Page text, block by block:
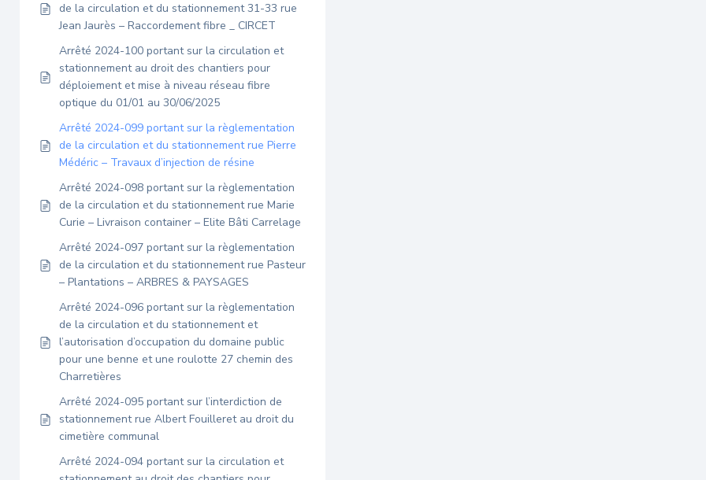
de la circulation et du stationnement 31-33 rue
Jean Jaurès – Raccordement fibre _ CIRCET
Arrêté 2024-100 portant sur la circulation et
stationnement au droit des chantiers pour
déploiement et mise à niveau réseau fibre
optique du 01/01 au 30/06/2025
Arrêté 2024-099 portant sur la règlementation
de la circulation et du stationnement rue Pierre
Médéric – Travaux d’injection de résine
Arrêté 2024-098 portant sur la règlementation
de la circulation et du stationnement rue Marie
Curie – Livraison container – Elite Bâti Carrelage
Arrêté 2024-097 portant sur la règlementation
de la circulation et du stationnement rue Pasteur
– Plantations – ARBRES & PAYSAGES
Arrêté 2024-096 portant sur la règlementation
de la circulation et du stationnement et
l’autorisation d’occupation du domaine public
pour une benne et une roulotte 27 chemin des
Charretières
Arrêté 2024-095 portant sur l’interdiction de
stationnement rue Albert Fouilleret au droit du
cimetière communal
Arrêté 2024-094 portant sur la circulation et